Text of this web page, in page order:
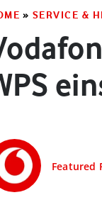
» SERVICE &
Featured